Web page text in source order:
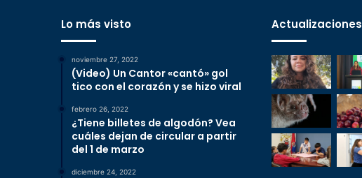
Lo más visto
noviembre 27, 2022
(Video) Un Cantor «cantó» gol
tico con el corazón y se hizo viral
febrero 26, 2022
¿Tiene billetes de algodón? Vea
cuáles dejan de circular a partir
del 1 de marzo
diciembre 24, 2022
Actualizaciones